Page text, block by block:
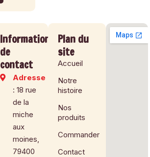
Informations
de
contact
Adresse
: 18 rue
de la
miche
aux
moines,
79400
Plan du
site
Accueil
Notre
histoire
Nos
produits
Commander
Contact